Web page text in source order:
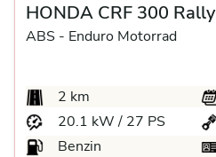
HONDA CRF 300 Rally
ABS - Enduro Motorrad
2 km
20.1 kW / 27 PS
Benzin